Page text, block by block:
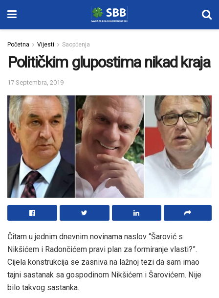
Početna Vijesti Saopćenja
Političkim glupostima nikad kraja
17 Septembra, 2019
Čitam u jednim dnevnim novinama naslov “Šarović s
Nikšićem i Radončićem pravi plan za formiranje vlasti?”.
Cijela konstrukcija se zasniva na lažnoj tezi da sam imao
tajni sastanak sa gospodinom Nikšićem i Šarovićem. Nije
bilo takvog sastanka.